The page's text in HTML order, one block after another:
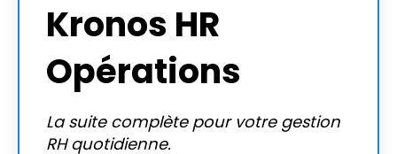
Kronos HR
Opérations
La suite complète pour votre gestion
RH quotidienne.